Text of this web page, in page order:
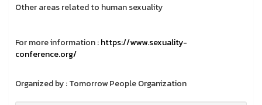
Other areas related to human sexuality
For more information :https://www.sexuality-
conference.org/
Organized by : Tomorrow People Organization